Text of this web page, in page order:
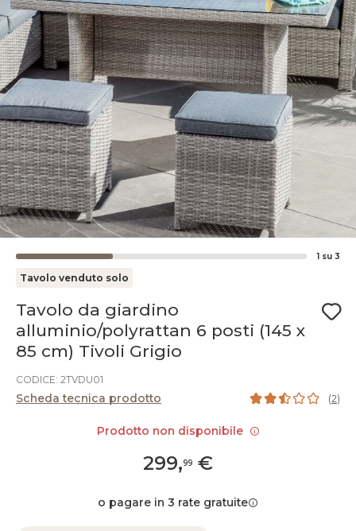
1 su 3
Tavolo venduto solo
Tavolo da giardino
alluminio/polyrattan 6 posti (145 x
85 cm) Tivoli Grigio
CODICE: 2TVDU01
Scheda tecnica prodotto (2)
299,99 €
o pagare in 3 rate gratuite